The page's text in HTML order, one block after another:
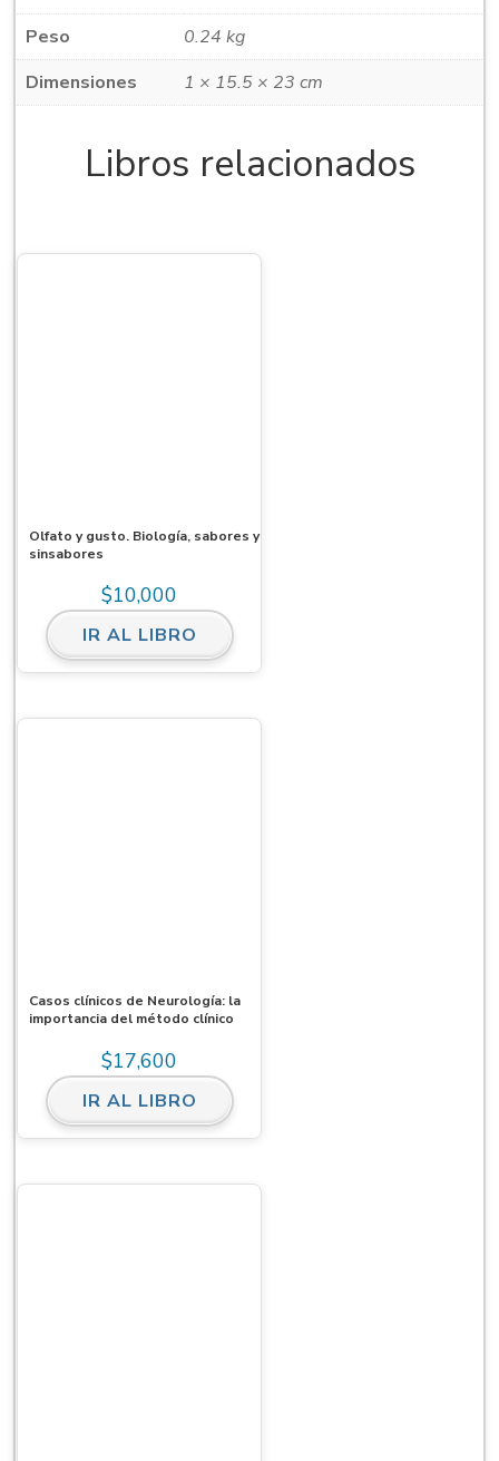
Peso
0.24 kg
Dimensiones
1 × 15.5 × 23 cm
Libros relacionados
Olfato y gusto. Biología, sabores y
sinsabores
$10,000
IR AL LIBRO
Casos clínicos de Neurología: la
importancia del método clínico
$17,600
IR AL LIBRO